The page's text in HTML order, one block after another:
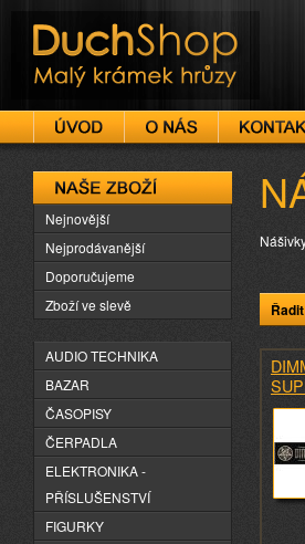
DuchShop
Naše zboží
Nejnovější
Nejprodávanější
Doporučujeme
Zboží ve slevě
AUDIO TECHNIKA
BAZAR
ČASOPISY
ČERPADLA
ELEKTRONIKA -
PŘÍSLUŠENSTVÍ
FIGURKY